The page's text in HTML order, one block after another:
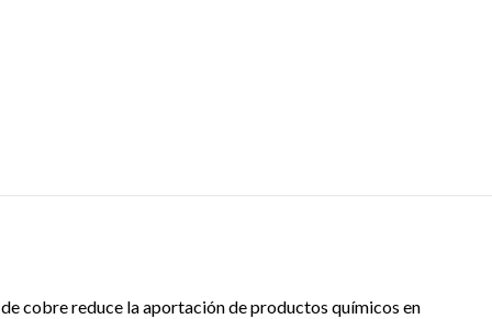
cobre reduce la aportación de productos químicos en